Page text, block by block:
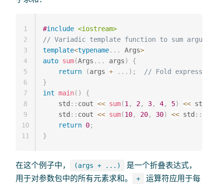
#include <iostream>
// Variadic template function to sum
template<typename. . . Args>
auto sum(Args . . . args)
{
return
(args + . . . ) ;
// Fold expression
}
int main( )
{
    std
:: cout << sum(1 , 2, 3, 4, 5) << std
    std
:: cout << sum(10, 20, 30) << std ::
return 0;
}
1
2
3
4
5
6
7
8
9
10
11
在这个例子中， (args + ...)
是一个折叠表达式，
用于对参数包中的所有元素求和。
+
运算符应用于每